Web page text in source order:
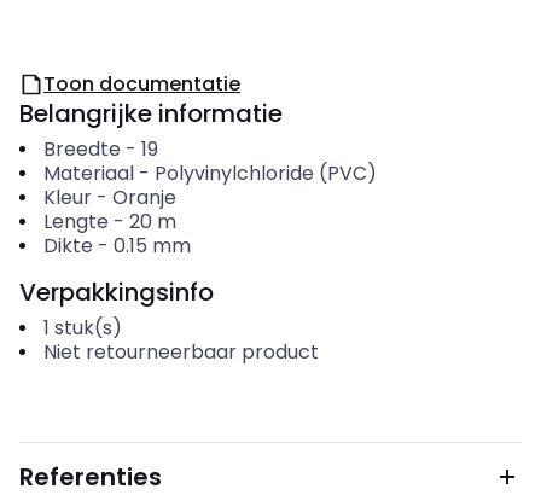
Toon documentatie
Belangrijke informatie
Breedte - 19
Materiaal- Polyvinylchloride (PVC)
Kleur- Oranje
Lengte - 20 m
Dikte - 0.15 mm
Verpakkingsinfo
1 stuk(s)
Niet retourneerbaar product
Referenties